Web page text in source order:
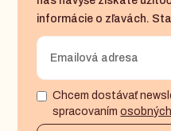
informácie o zľavách.
Chcem dostávať
spracovaním